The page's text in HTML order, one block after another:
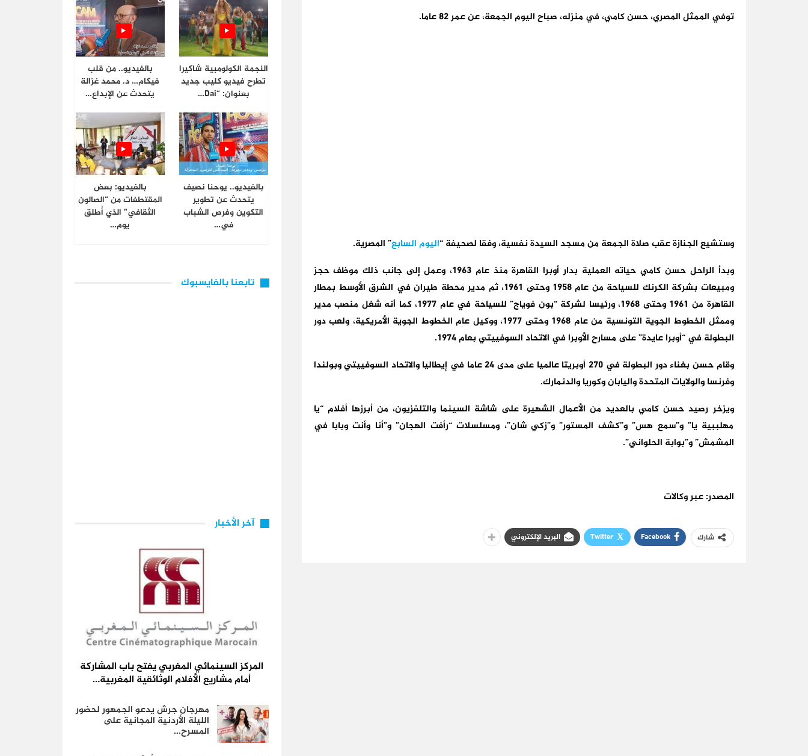
توفي الممثل المصري، حسن كامي، في منزله، صباح اليوم الجمعة، عن عمر 82 عاما.
وستشيع الجنازة عقب صلاة الجمعة من مسجد السيدة نفسية، وفقا لصحيفة “اليوم السابع” المصرية.
وبدأ الراحل حسن كامي حياته العملية بدار أوبرا القاهرة منذ عام 1963، وعمل إلى جانب ذلك موظف حجز
ومبيعات بشركة الكرنك للسياحة من عام 1958 وحتى 1961، ثم مدير محطة طيران في الشرق الأوسط بمطار
القاهرة من 1961 وحتى 1968، ورئيسا لشركة “بون فوياج” للسياحة في عام 1977، كما أنه شغل منصب مدير
وممثل الخطوط الجوية التونسية من عام 1968 وحتى 1977، ووكيل عام الخطوط الجوية الأمريكية، ولعب دور
البطولة في “أوبرا عايدة” على مسارح الأوبرا في الاتحاد السوفييتي بعام 1974.
وقام حسن بغناء دور البطولة في 270 أوبريتا عالميا على مدى 24 عاما في إيطاليا والاتحاد السوفييتي وبولندا
وفرنسا والولايات المتحدة واليابان وكوريا والدنمارك.
ويزخر رصيد حسن كامي بالعديد من الأعمال الشهيرة على شاشة السينما والتلفزيون، من أبرزها أفلام “يا
مهلببية يا” و”سمع هس” و”كشف المستور” و”زكي شان”، ومسلسلات “رأفت الهجان” و”أنا وأنت وبابا في
المشمش” و”بوابة الحلواني”.
المصدر: عبر وكالات
شارك Facebook
Twitter البريد الإلكتروني
النجمة الكولومبية شاكيرا
تطرح فيديو كليب جديد
بعنوان: “Dai…
بالفيديو.. من قلب
فيكام… د. محمد غزالة
يتحدث عن الإبداع…
بالفيديو.. يوحنا نصيف
يتحدث عن تطوير
التكوين وفرص الشباب
في…
بالفيديو: بعض
المقتطفات من “الصالون
الثقافي” الذي أُطلق
يوم…
تابعنا بالفايسبوك
آخر الأخبار
المركز السينمائي المغربي يفتح باب المشاركة
أمام مشاريع الأفلام الوثائقية المغربية…
مهرجان جرش يدعو الجمهور لحضور
الليلة الأردنية المجانية على
المسرح…